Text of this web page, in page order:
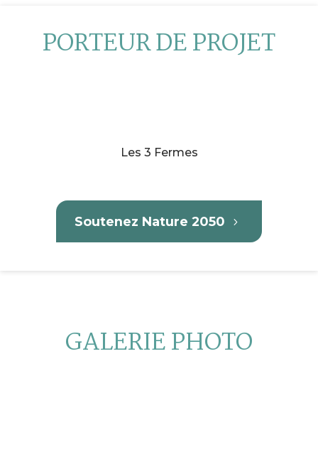
PORTEUR DE PROJET
Les 3 Fermes
Soutenez Nature 2050
GALERIE PHOTO